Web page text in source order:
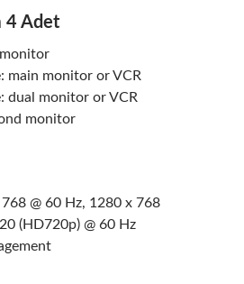
4 Adet
main monitor or VCR
dual monitor or VCR
monitor
@ 60 Hz, 1280 x 768
(HD720p) @ 60 Hz